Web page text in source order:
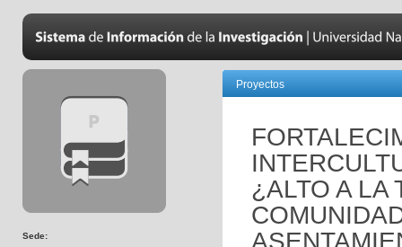
Sede:
Proyectos
¿ALTO A LA